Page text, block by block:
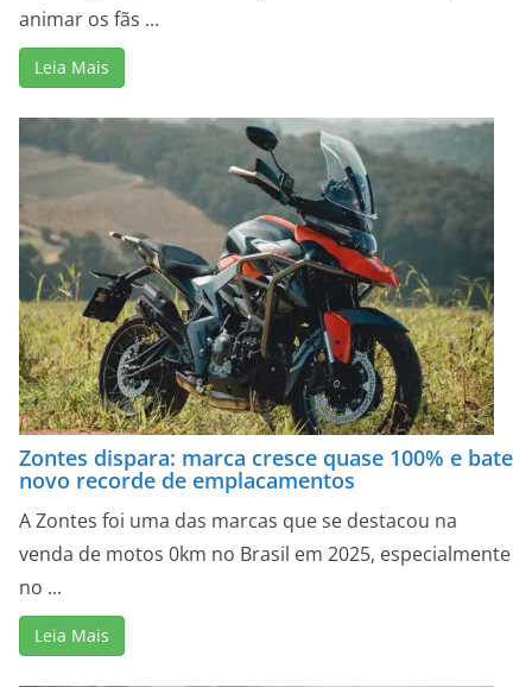
animar os fãs ...
Leia Mais
Zontes dispara: marca cresce quase 100% e bate
novo recorde de emplacamentos
A Zontes foi uma das marcas que se destacou na
venda de motos 0km no Brasil em 2025, especialmente
no ...
Leia Mais